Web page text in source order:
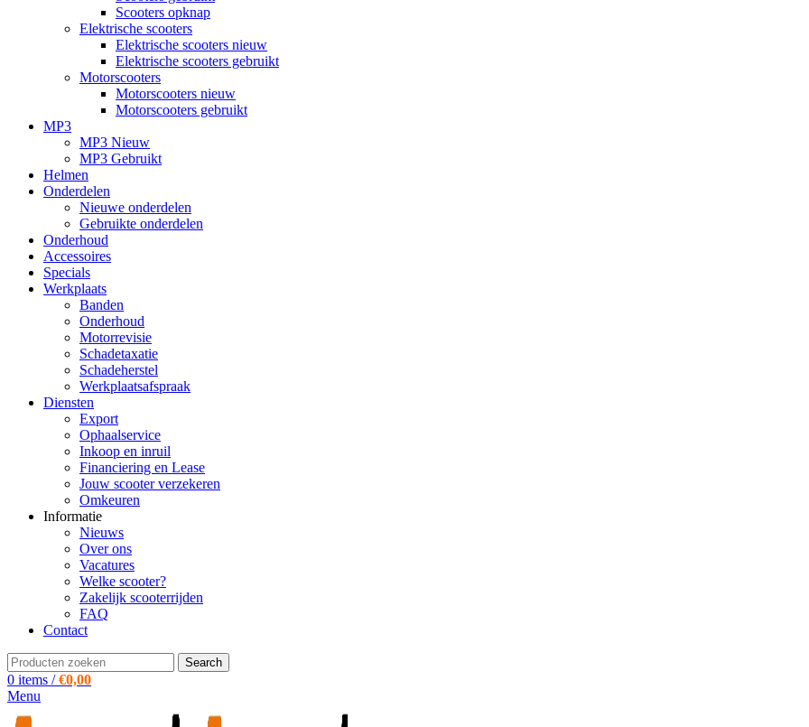
Scooters opknap
Elektrische scooters
Elektrische scooters nieuw
Elektrische scooters gebruikt
Motorscooters
Motorscooters nieuw
Motorscooters gebruikt
MP3
MP3 Nieuw
MP3 Gebruikt
Helmen
Onderdelen
Nieuwe onderdelen
Gebruikte onderdelen
Onderhoud
Accessoires
Specials
Werkplaats
Banden
Onderhoud
Motorrevisie
Schadetaxatie
Schadeherstel
Werkplaatsafspraak
Diensten
Export
Ophaalservice
Inkoop en inruil
Financiering en Lease
Jouw scooter verzekeren
Omkeuren
Informatie
Nieuws
Over ons
Vacatures
Welke scooter?
Zakelijk scooterrijden
FAQ
Contact
Search
0 items / €0,00
Menu